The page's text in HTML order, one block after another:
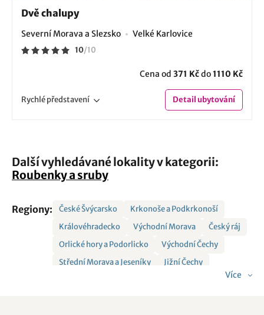
Dvě chalupy
Severní Morava a Slezsko Velké Karlovice
10/10
Cena od 371 Kčdo1110 Kč
Rychlépředstavení Detailubytování
Další vyhledávané lokality v kategorii:
Roubenky a sruby
Regiony: České Švýcarsko
Krkonoše a Podkrkonoší
Královéhradecko
Východní Morava
Český ráj
Orlické hory a Podorlicko
Východní Čechy
Střední Morava a Jeseníky
Jižní Čechy
Více